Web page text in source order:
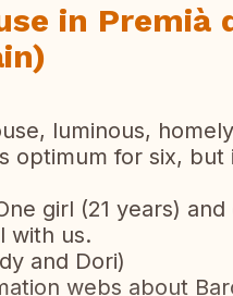
in Premià
luminous,
optimum for six,
girl (21 years)
with us.
and Dori)
webs about